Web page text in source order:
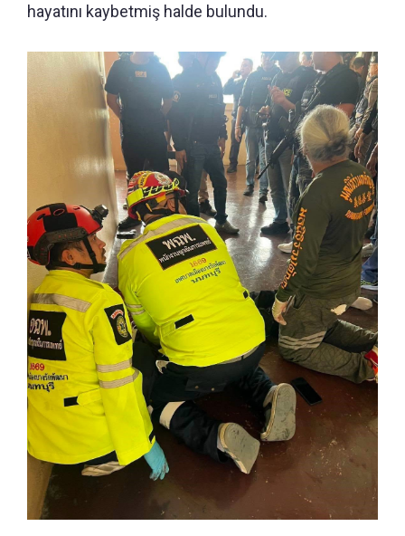
hayatını kaybetmiş halde bulundu.